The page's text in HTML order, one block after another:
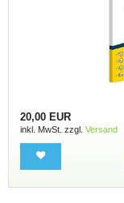
20,00 EUR
inkl. MwSt. zzgl. Versand